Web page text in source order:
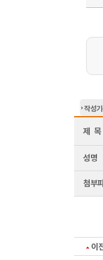
작성
제 목
성명
첨부
이